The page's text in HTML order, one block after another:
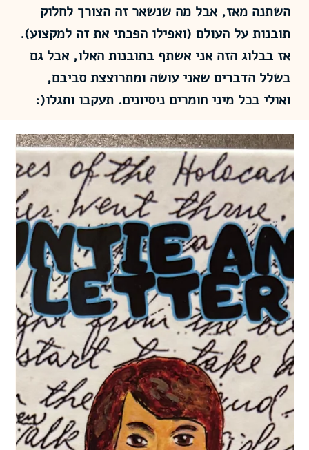
השתנה מאז, אבל מה שנשאר זה הצורך לחלוק
תובנות על העולם (ואפילו הפכתי את זה למקצוע).
אז בבלוג הזה אני אשתף בתובנות האלו, אבל גם
בשלל הדברים שאני עושה ומתרוצצת סביבם,
ואולי בכל מיני חומרים ניסיונים. תעקבו ותגלו(: